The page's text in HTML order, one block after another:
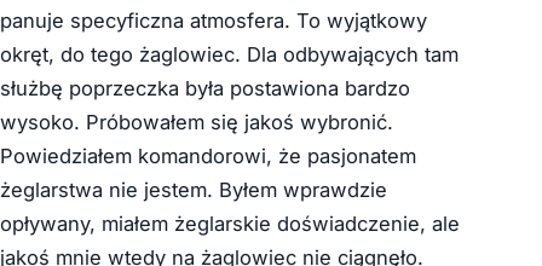
panuje specyficzna atmosfera. To wyjątkowy
okręt, do tego żaglowiec. Dla odbywających tam
służbę poprzeczka była postawiona bardzo
wysoko. Próbowałem się jakoś wybronić.
Powiedziałem komandorowi, że pasjonatem
żeglarstwa nie jestem. Byłem wprawdzie
opływany, miałem żeglarskie doświadczenie, ale
jakoś mnie wtedy na żaglowiec nie ciągnęło.